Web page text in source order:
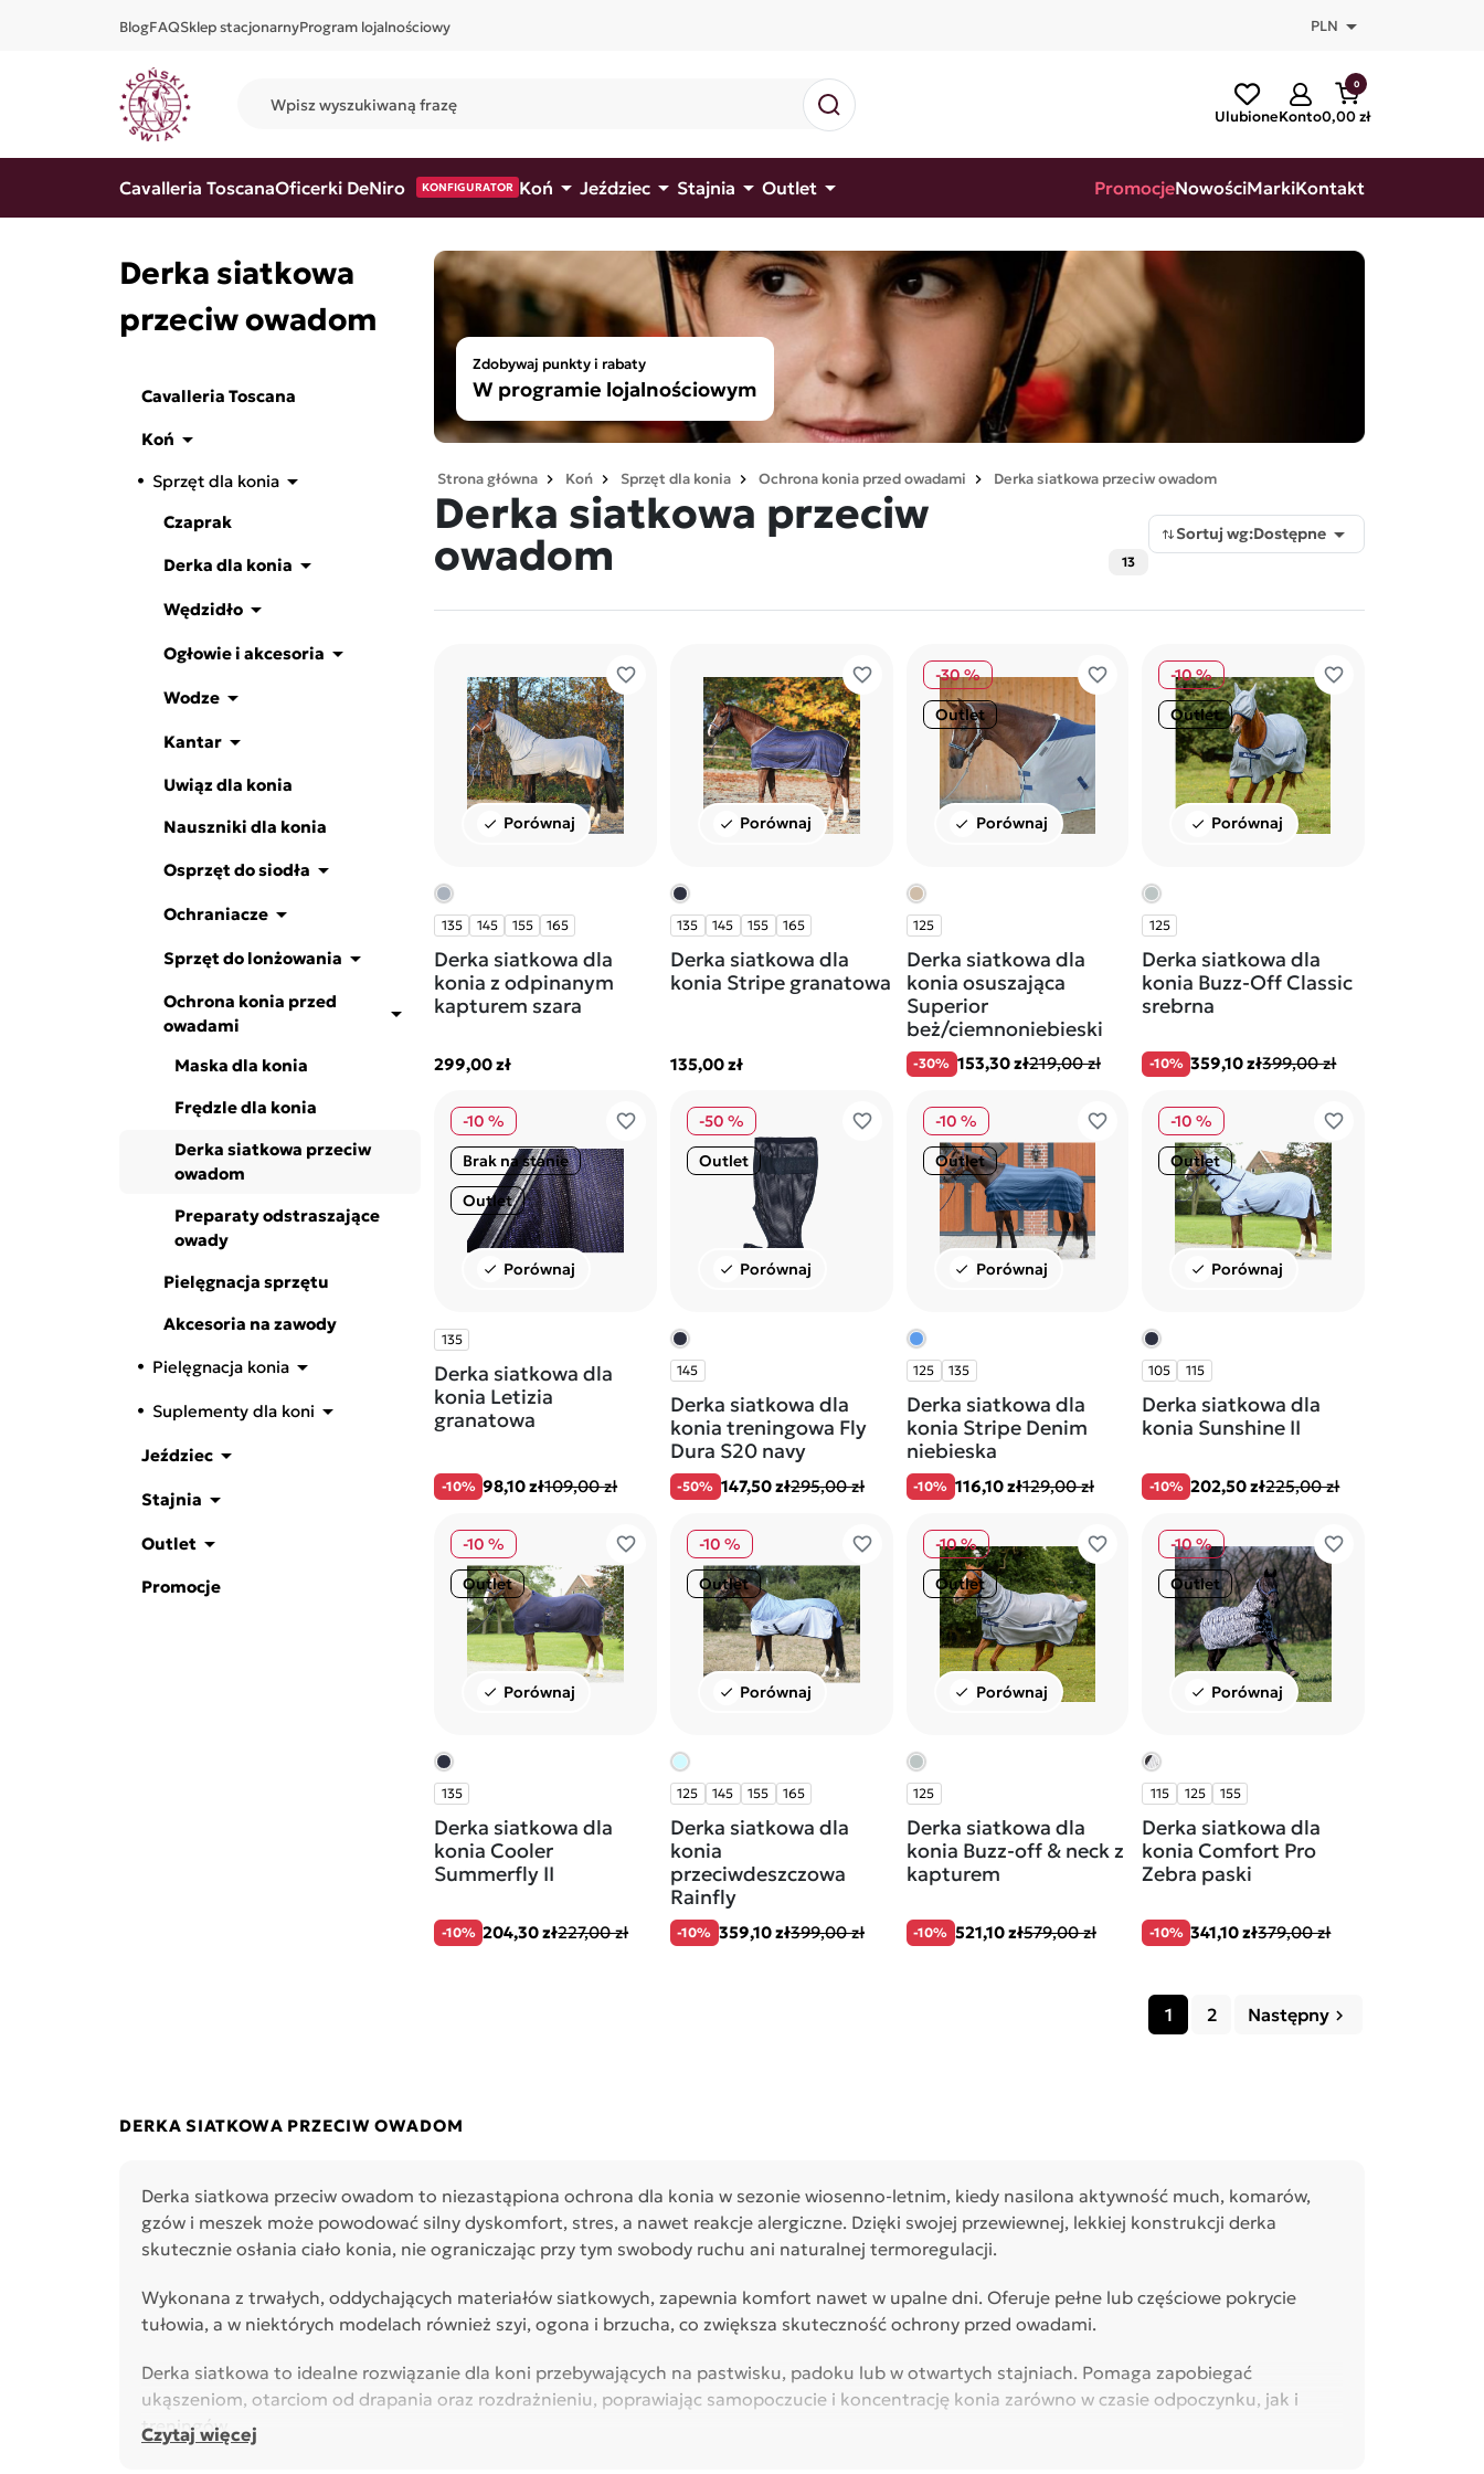
BlogFAQSklep stacjonarnyProgram lojalnościowy PLN 
UlubioneKonto
0
0,00 zł
Cavalleria ToscanaOficerki DeNiro KONFIGURATOR Koń  Jeździec  Stajnia  Outlet  PromocjeNowościMarkiKontakt
Derka siatkowa
przeciw owadom
Cavalleria Toscana
Koń 
Sprzęt dla konia 
Czaprak
Derka dla konia 
Wędzidło 
Ogłowie i akcesoria 
Wodze 
Kantar 
Uwiąz dla konia
Nauszniki dla konia
Osprzęt do siodła 
Ochraniacze 
Sprzęt do lonżowania 
Ochrona konia przed
owadami

Maska dla konia
Frędzle dla konia
Derka siatkowa przeciw
owadom
Preparaty odstraszające
owady
Pielęgnacja sprzętu
Akcesoria na zawody
Pielęgnacja konia 
Suplementy dla koni 
Jeździec 
Stajnia 
Outlet 
Promocje
Zdobywaj punkty i rabaty
W programie lojalnościowym
Strona główna Koń Sprzęt dla konia Ochrona konia przed owadami Derka siatkowa przeciw owadom
Derka siatkowa przeciw
owadom
13
Sortuj wg:Dostępne 
favorite_border
check Porównaj
135 145 155 165
Derka siatkowa dla
konia z odpinanym
kapturem szara
299,00 zł
favorite_border
check Porównaj
135 145 155 165
Derka siatkowa dla
konia Stripe granatowa
135,00 zł
favorite_border
check Porównaj
-30 %
Outlet
125
Derka siatkowa dla
konia osuszająca
Superior
beż/ciemnoniebieski
-30% 153,30 zł219,00 zł
favorite_border
check Porównaj
-10 %
Outlet
125
Derka siatkowa dla
konia Buzz-Off Classic
srebrna
-10% 359,10 zł399,00 zł
favorite_border
check Porównaj
-10 %
Brak na stanie
Outlet
135
Derka siatkowa dla
konia Letizia
granatowa
-10% 98,10 zł109,00 zł
favorite_border
check Porównaj
-50 %
Outlet
145
Derka siatkowa dla
konia treningowa Fly
Dura S20 navy
-50% 147,50 zł295,00 zł
favorite_border
check Porównaj
-10 %
Outlet
125 135
Derka siatkowa dla
konia Stripe Denim
niebieska
-10% 116,10 zł129,00 zł
favorite_border
check Porównaj
-10 %
Outlet
105 115
Derka siatkowa dla
konia Sunshine II
-10% 202,50 zł225,00 zł
favorite_border
check Porównaj
-10 %
Outlet
135
Derka siatkowa dla
konia Cooler
Summerfly II
-10% 204,30 zł227,00 zł
favorite_border
check Porównaj
-10 %
Outlet
125 145 155 165
Derka siatkowa dla
konia
przeciwdeszczowa
Rainfly
-10% 359,10 zł399,00 zł
favorite_border
check Porównaj
-10 %
Outlet
125
Derka siatkowa dla
konia Buzz-off & neck z
kapturem
-10% 521,10 zł579,00 zł
favorite_border
check Porównaj
-10 %
Outlet
115 125 155
Derka siatkowa dla
konia Comfort Pro
Zebra paski
-10% 341,10 zł379,00 zł
1 2 Następny keyboard_arrow_right
DERKA SIATKOWA PRZECIW OWADOM
Derka siatkowa przeciw owadom to niezastąpiona ochrona dla konia w sezonie wiosenno-letnim, kiedy nasilona aktywność much, komarów,
gzów i meszek może powodować silny dyskomfort, stres, a nawet reakcje alergiczne. Dzięki swojej przewiewnej, lekkiej konstrukcji derka
skutecznie osłania ciało konia, nie ograniczając przy tym swobody ruchu ani naturalnej termoregulacji.
Wykonana z trwałych, oddychających materiałów siatkowych, zapewnia komfort nawet w upalne dni. Oferuje pełne lub częściowe pokrycie
tułowia, a w niektórych modelach również szyi, ogona i brzucha, co zwiększa skuteczność ochrony przed owadami.
Derka siatkowa to idealne rozwiązanie dla koni przebywających na pastwisku, padoku lub w otwartych stajniach. Pomaga zapobiegać
ukąszeniom, otarciom od drapania oraz rozdrażnieniu, poprawiając samopoczucie i koncentrację konia zarówno w czasie odpoczynku, jak i
treningów.
Czytaj więcej